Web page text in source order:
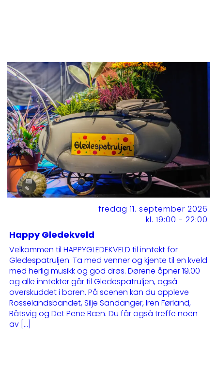
fredag 11. september 2026
kl. 19:00 - 22:00
Happy Gledekveld
Velkommen til HAPPYGLEDEKVELD til inntekt for
Gledespatruljen. Ta med venner og kjente til en kveld
med herlig musikk og god drøs. Dørene åpner 19.00
og alle inntekter går til Gledespatruljen, også
overskuddet i baren. På scenen kan du oppleve
Rosselandsbandet, Silje Sandanger, Iren Førland,
Båtsvig og Det Pene Bæn. Du får også treffe noen
av […]